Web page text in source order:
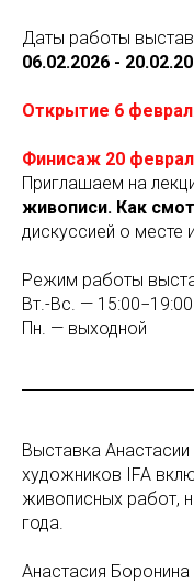
Даты работы
06.02.2026 -
Открытие 6
Финисаж 20
Приглашаем на
живописи. Как
дискуссией о месте
Режим работы
Вт.-Вс. — 15:00−19:00
Пн. — выходной
Выставка
художников IFA
живописных работ,
года.
Анастасия